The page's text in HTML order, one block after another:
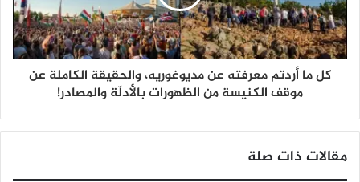
كل ما أردتم معرفته عن مديوغوريه، والحقيقة الكاملة عن
موقف الكنيسة من الظهورات بالأدلّة والمصادر!
مقالات ذات صلة